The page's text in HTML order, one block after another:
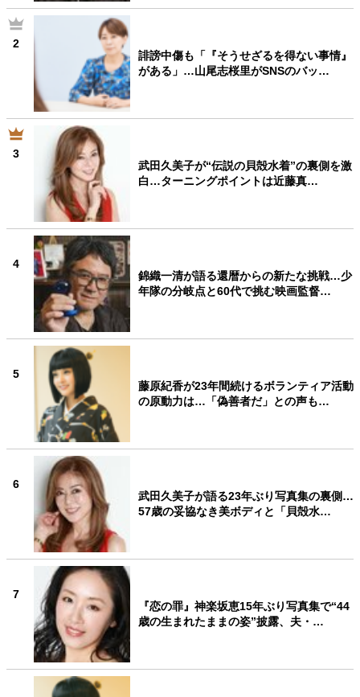
2
誹謗中傷も「『そうせざるを得ない事情』
がある」…山尾志桜里がSNSのバッ…
3
武田久美子が“伝説の貝殻水着”の裏側を激
白…ターニングポイントは近藤真…
4
錦織一清が語る還暦からの新たな挑戦…少
年隊の分岐点と60代で挑む映画監督…
5
藤原紀香が23年間続けるボランティア活動
の原動力は…「偽善者だ」との声も…
6
武田久美子が語る23年ぶり写真集の裏側…
57歳の妥協なき美ボディと「貝殻水…
7
『恋の罪』神楽坂恵15年ぶり写真集で“44
歳の生まれたままの姿”披露、夫・…